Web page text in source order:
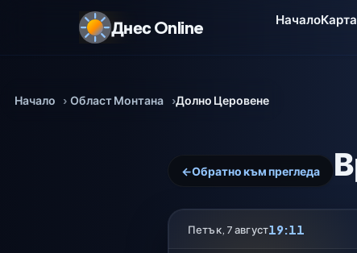
Днес Online Начало
Начало Област Монтана Долно Церовене
←Обратно към прегледа
Петък, 7 август19:11